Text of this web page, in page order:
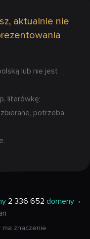
aktualnie nie
lub nie jest
literówkę;
potrzeba
2 336 652 domeny •
ma znaczenie